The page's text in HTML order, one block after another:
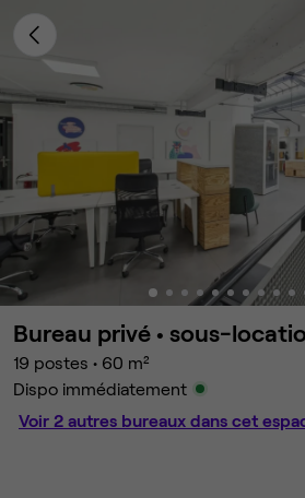
Bureau privé • sous-
19 postes • 60 m²
Dispo immédiatement
Voir 2 autres bureaux dans cet